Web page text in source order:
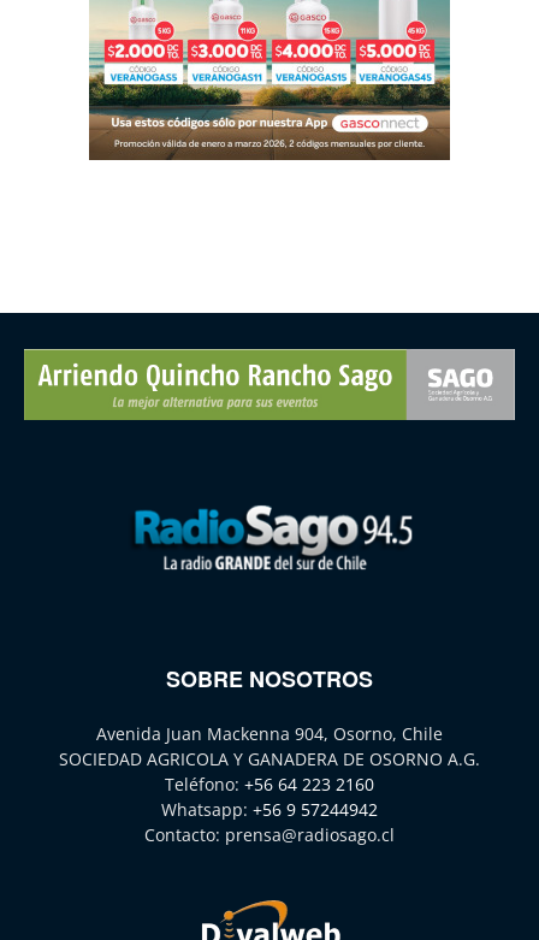
SOBRE NOSOTROS
Avenida Juan Mackenna 904, Osorno, Chile
SOCIEDAD AGRICOLA Y GANADERA DE OSORNO A.G.
Teléfono: +56 64 223 2160
Whatsapp: +56 9 57244942
Contacto: prensa@radiosago.cl